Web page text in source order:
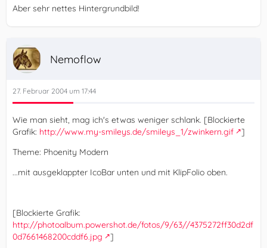
Aber sehr nettes Hintergrundbild!
Nemoflow
27. Februar 2004 um 17:44
Wie man sieht, mag ich's etwas weniger schlank. [Blockierte
Grafik: http://www.my-smileys.de/smileys_1/zwinkern.gif
]
Theme: Phoenity Modern
...mit ausgeklappter IcoBar unten und mit KlipFolio oben.
[Blockierte Grafik:
http://photoalbum.powershot.de/fotos/9/63//4375272ff30d2df
0d7661468200cddf6.jpg
]